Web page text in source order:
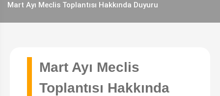
Mart Ayı Meclis Toplantısı Hakkında Duyuru
Mart Ayı Meclis
Toplantısı Hakkında